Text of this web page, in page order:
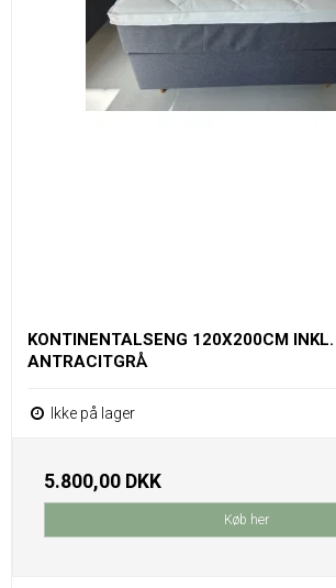
KONTINENTALSENG 120X200CM
ANTRACITGRÅ
Ikke på lager
5.800,00 DKK
Køb her